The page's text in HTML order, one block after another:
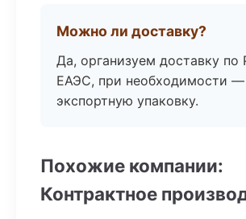
Можно ли доставку?
Да, организуем доставку по
ЕАЭС, при необходимости —
экспортную упаковку.
Похожие компании:
Контрактное